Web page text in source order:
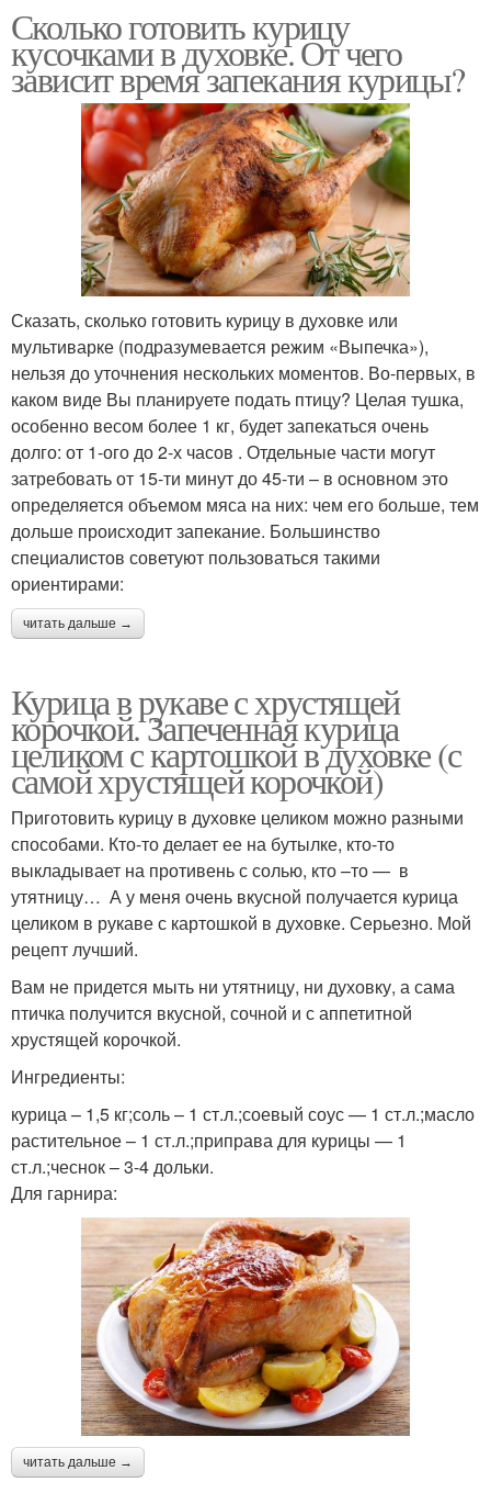
Сколько готовить курицу
кусочками в духовке. От чего
зависит время запекания курицы?
Сказать, сколько готовить курицу в духовке или
мультиварке (подразумевается режим «Выпечка»),
нельзя до уточнения нескольких моментов. Во-первых, в
каком виде Вы планируете подать птицу? Целая тушка,
особенно весом более 1 кг, будет запекаться очень
долго: от 1-ого до 2-х часов . Отдельные части могут
затребовать от 15-ти минут до 45-ти – в основном это
определяется объемом мяса на них: чем его больше, тем
дольше происходит запекание. Большинство
специалистов советуют пользоваться такими
ориентирами:
читать дальше →
Курица в рукаве с хрустящей
корочкой. Запеченная курица
целиком с картошкой в духовке (с
самой хрустящей корочкой)
Приготовить курицу в духовке целиком можно разными
способами. Кто-то делает ее на бутылке, кто-то
выкладывает на противень с солью, кто –то — в
утятницу… А у меня очень вкусной получается курица
целиком в рукаве с картошкой в духовке. Серьезно. Мой
рецепт лучший.
Вам не придется мыть ни утятницу, ни духовку, а сама
птичка получится вкусной, сочной и с аппетитной
хрустящей корочкой.
Ингредиенты:
курица – 1,5 кг;соль – 1 ст.л.;соевый соус — 1 ст.л.;масло
растительное – 1 ст.л.;приправа для курицы — 1
ст.л.;чеснок – 3-4 дольки.
Для гарнира:
читать дальше →